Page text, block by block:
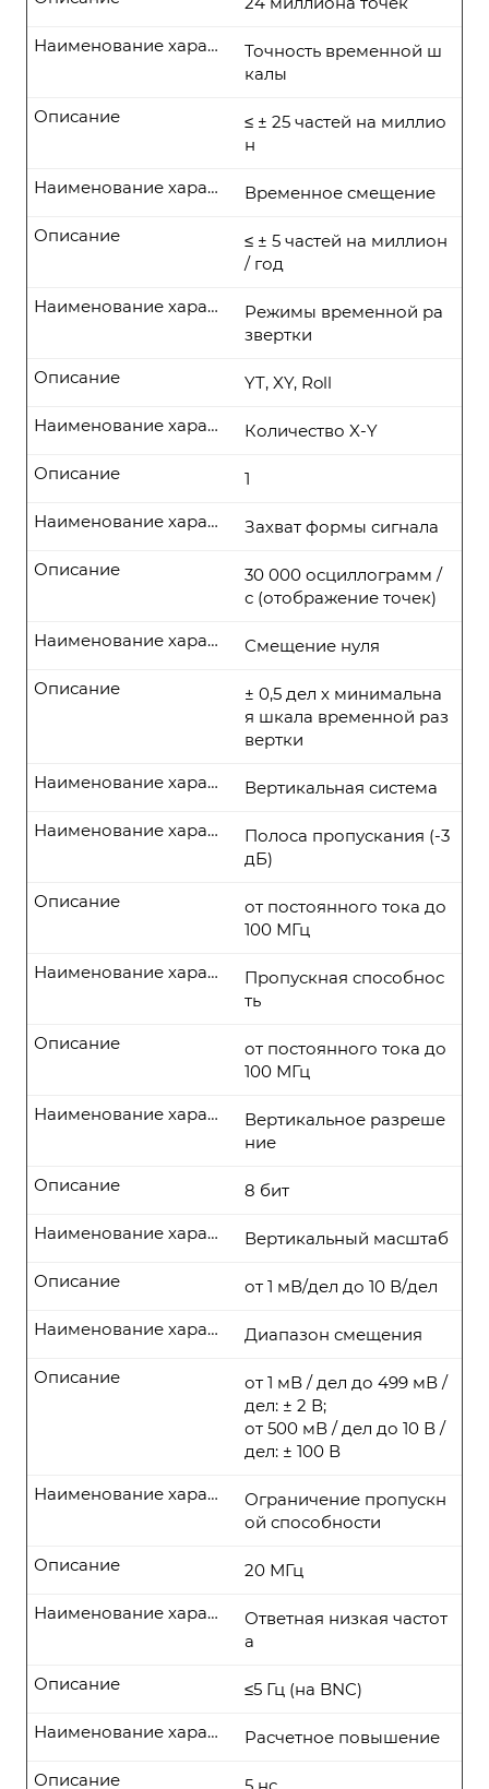
Точность временной ш
калы
Наименование характеристики
≤ ± 25 частей на миллио
н
Описание
Временное смещение
Наименование характеристики
≤ ± 5 частей на миллион
/ год
Описание
Режимы временной ра
звертки
Наименование характеристики
YT, XY, Roll
Описание
Количество X-Y
Наименование характеристики
1
Описание
Захват формы сигнала
Наименование характеристики
30 000 осциллограмм /
с (отображение точек)
Описание
Смещение нуля
Наименование характеристики
± 0,5 дел х минимальна
я шкала временной раз
вертки
Описание
Вертикальная система
Наименование характеристики
Полоса пропускания (-3
дБ)
Наименование характеристики
от постоянного тока до
100 МГц
Описание
Пропускная способнос
ть
Наименование характеристики
от постоянного тока до
100 МГц
Описание
Вертикальное разреше
ние
Наименование характеристики
8 бит
Описание
Вертикальный масштаб
Наименование характеристики
от 1 мВ/дел до 10 В/дел
Описание
Диапазон смещения
Наименование характеристики
от 1 мВ / дел до 499 мВ /
дел: ± 2 В;
от 500 мВ / дел до 10 В /
дел: ± 100 В
Описание
Ограничение пропускн
ой способности
Наименование характеристики
20 МГц
Описание
Ответная низкая частот
а
Наименование характеристики
≤5 Гц (на BNC)
Описание
Расчетное повышение
Наименование характеристики
Описание